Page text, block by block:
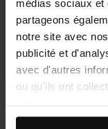
médias sociaux et
partageons
notre site avec
publicité et
avec d'autres
ou qu'ils ont
services.
Santiags en daim avec